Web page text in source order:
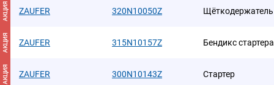
АКЦИЯ ZAUFER 320N10050Z Щёткодержатель
АКЦИЯ ZAUFER 315N10157Z Бендикс стартера
АКЦИЯ ZAUFER 300N10143Z Стартер